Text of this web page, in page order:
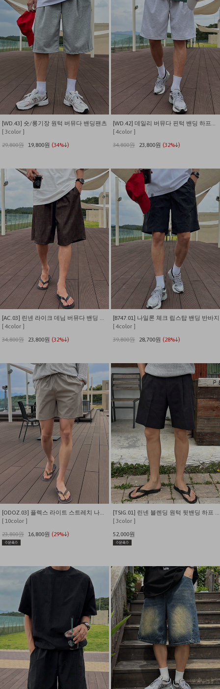
[WD.43] 숏/롱기장 원턱 버뮤다 밴딩팬츠
[ 3color ]
29,800원 19,800원 (34%↓)
[ 4color ]
34,800원
23,800원 (32%↓)
[AC.03] 린넨 라이크 데님 버뮤다 밴딩 팬츠
[ 4color ]
34,800원
23,800원 (32%↓)
[B747.01] 나일론 체크 립스탑 밴딩 반바지
[ 4color ]
39,800원
28,700원 (28%↓)
[ODOZ.03] 플렉스 라이트 스트레치 나일론 7인치 쇼츠
[ 10color ]
23,800원 16,800원 (29%↓)
[TSIG.01] 린넨 블렌딩 원턱 뒷밴딩 하프 팬츠
[ 3color ]
52,000원